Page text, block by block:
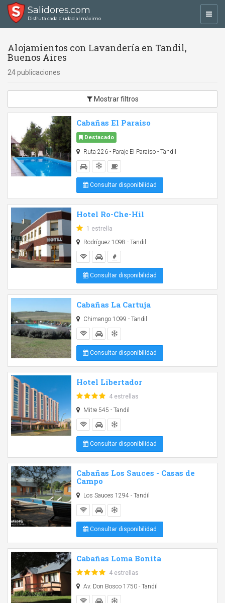
Salidores.com
Disfrutá cada ciudad al máximo
Alojamientos con Lavandería en Tandil,
Buenos Aires
24 publicaciones
Mostrar filtros
Cabañas El Paraiso
Destacado
Ruta 226 - Paraje El Paraiso - Tandil
Consultar disponibilidad
Hotel Ro-Che-Hil
1 estrella
Rodríguez 1098 - Tandil
Consultar disponibilidad
Cabañas La Cartuja
Chimango 1099 - Tandil
Consultar disponibilidad
Hotel Libertador
4 estrellas
Mitre 545 - Tandil
Consultar disponibilidad
Cabañas Los Sauces - Casas de
Campo
Los Sauces 1294 - Tandil
Consultar disponibilidad
Cabañas Loma Bonita
4 estrellas
Av. Don Bosco 1750 - Tandil